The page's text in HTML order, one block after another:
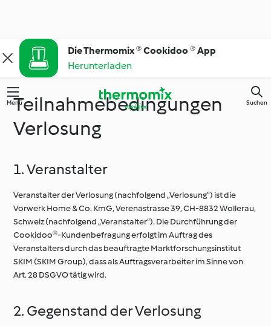
Die Thermomix ® Cookidoo ® App
Herunterladen
Menü Suchen
Teilnahmebedingungen
Verlosung
1. Veranstalter
Veranstalter der Verlosung (nachfolgend „Verlosung”) ist die
Vorwerk Home & Co. KmG, Verenastrasse 39, CH-8832 Wollerau,
Schweiz (nachfolgend „Veranstalter“). Die Durchführung der
Cookidoo®-Kundenbefragung erfolgt im Auftrag des
Veranstalters durch das beauftragte Marktforschungsinstitut
SKIM (SKIM Group), dass als Auftragsverarbeiter im Sinne von
Art. 28 DSGVO tätig wird.
2. Gegenstand der Verlosung